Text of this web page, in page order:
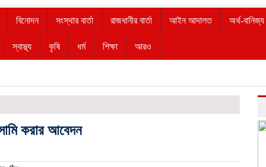
বিনোদন সংস্থার বার্তা রাজধানীর বার্তা আইন আদালত অর্থ-বানিজ্য
স্বাস্থ্য কৃষি ধর্ম শিক্ষা আরও
করার আবেদন